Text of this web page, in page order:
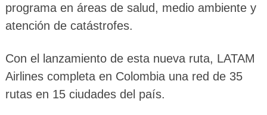
programa en áreas de salud, medio ambiente y
atención de catástrofes.
Con el lanzamiento de esta nueva ruta, LATAM
Airlines completa en Colombia una red de 35
rutas en 15 ciudades del país.